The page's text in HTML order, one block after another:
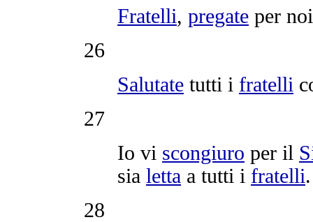
Fratelli, pregate per
26
Salutate tutti i fratelli
27
Io vi scongiuro per il
sia letta a tutti i fratelli.
28